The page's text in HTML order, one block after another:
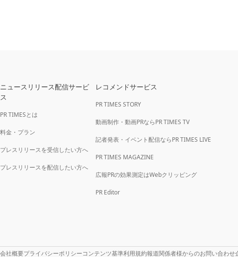
ニュースリリース配信サービ
ス
PR TIMESとは
料金・プラン
プレスリリースを受信したい方へ
プレスリリースを配信したい方へ
レコメンドサービス
PR TIMES STORY
動画制作・動画PRならPR TIMES TV
記者発表・イベント配信ならPR TIMES LIVE
PR TIMES MAGAZINE
広報PRの効果測定はWebクリッピング
PR Editor
会社概要プライバシーポリシーコンテンツ基準利用規約報道関係者様からのお問い合わせ